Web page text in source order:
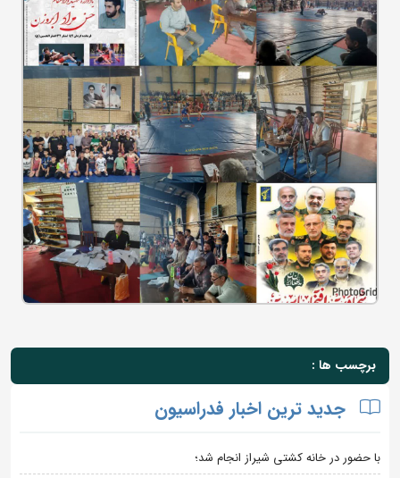
برچسب ها :
جدید ترین اخبار فدراسیون
با حضور در خانه کشتی شیراز انجام شد؛